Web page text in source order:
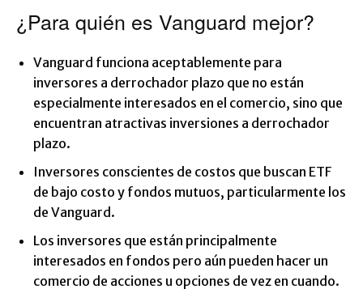
¿Para quién es Vanguard mejor?
Vanguard funciona aceptablemente para
inversores a derrochador plazo que no están
especialmente interesados ​​en el comercio, sino que
encuentran atractivas inversiones a derrochador
plazo.
Inversores conscientes de costos que buscan ETF
de bajo costo y fondos mutuos, particularmente los
de Vanguard.
Los inversores que están principalmente
interesados ​​en fondos pero aún pueden hacer un
comercio de acciones u opciones de vez en cuando.